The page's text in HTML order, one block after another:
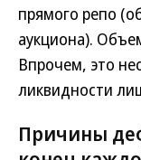
прямого репо
аукциона).
Впрочем, это
ликвидности
Причины